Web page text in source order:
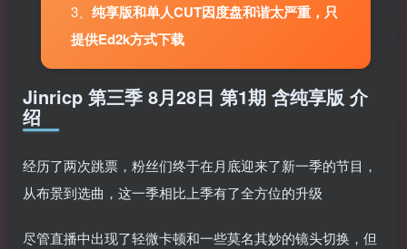
3、 纯享版和单人CUT因度盘和谐太严重，只
提供Ed2k方式下载
Jinricp 第三季 8月28日 第1期 含纯享版 介
绍
经历了两次跳票，粉丝们终于在月底迎来了新一季的节目，
从布景到选曲，这一季相比上季有了全方位的升级
尽管直播中出现了轻微卡顿和一些莫名其妙的镜头切换，但